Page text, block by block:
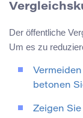
Der öffentliche
Um es zu
betonen
Zeigen